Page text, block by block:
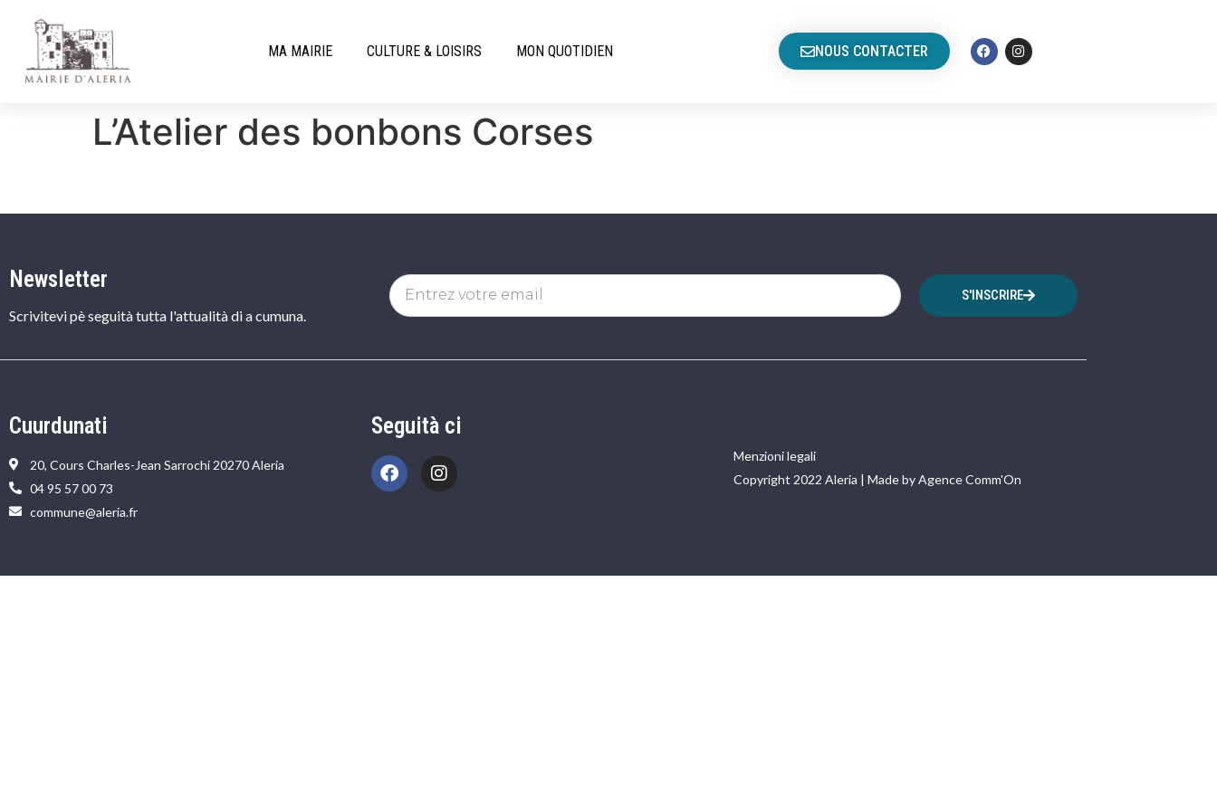
MA MAIRIE CULTURE & LOISIRS MON QUOTIDIEN NOUS CONTACTER
L’Atelier des bonbons Corses
Newsletter
Scrivitevi pè seguità tutta l'attualità di a cumuna.
S'INSCRIRE
Cuurdunati
20, Cours Charles-Jean Sarrochi 20270 Aleria
04 95 57 00 73
commune@aleria.fr
Seguità ci
Menzioni legali
Copyright 2022 Aleria | Made by Agence Comm'On